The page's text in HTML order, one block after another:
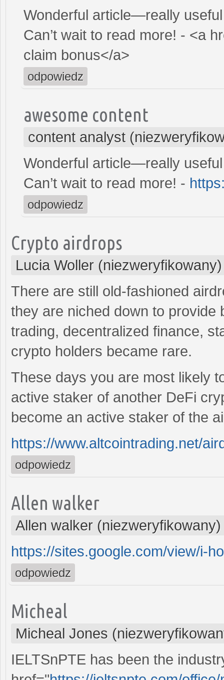
Wonderful article—really
Can’t wait to read more! - <a
claim bonus</a>
odpowiedz
awesome content
content analyst
Wonderful article—really
Can’t wait to read more! -
odpowiedz
Crypto airdrops
Lucia Woller (niezweryfikowany)
There are still old-fashioned
they are niched down to provide
trading, decentralized finance,
crypto holders became rare.
These days you are most likely
active staker of another DeFi
become an active staker of the
https://www.altcointrading.net/
odpowiedz
Allen walker
Allen walker (niezweryfikowany)
https://sites.google.com/view/i-
odpowiedz
Micheal
Micheal Jones
IELTSnPTE has been the